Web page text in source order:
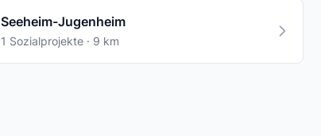
Seeheim-Jugenheim
1 Sozialprojekte · 9 km